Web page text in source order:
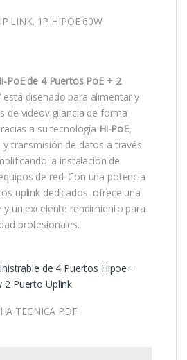
LINK. 1P HIPOE 60W
PoE de 4 Puertos PoE + 2
está diseñado para alimentar y
de videovigilancia de forma
a su tecnología Hi-PoE,
transmisión de datos a través
la instalación de
de red. Con una potencia
uplink dedicados, ofrece una
y un excelente rendimiento para
profesionales.
de 4 Puertos Hipoe+
2 Puerto Uplink
TECNICA PDF